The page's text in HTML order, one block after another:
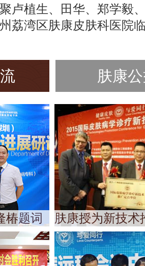
卢植生、田华、郑学毅
荔湾区肤康皮肤科医院
肤康
椿题词 肤康授为新技术